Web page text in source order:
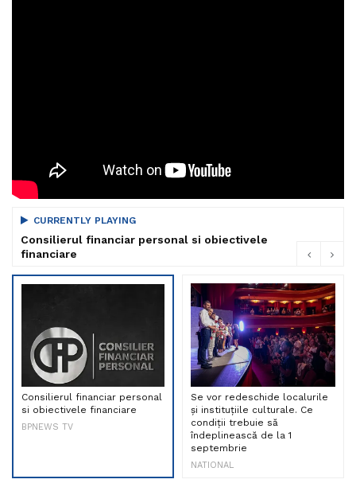
CURRENTLY PLAYING
Consilierul financiar personal si obiectivele
financiare
Consilierul financiar personal
si obiectivele financiare
BPNEWS TV
Se vor redeschide localurile
și instituțiile culturale. Ce
condiții trebuie să
îndeplinească de la 1
septembrie
NATIONAL